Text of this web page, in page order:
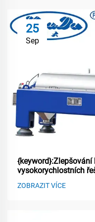
25
Sep
vysokorychlostních
ZOBRAZIT VÍCE